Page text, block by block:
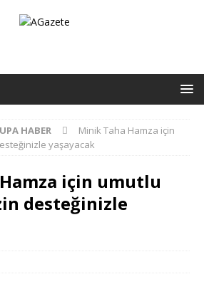
HABER
Minik Taha Hamza için
yaşayacak
için umutlu
desteğinizle